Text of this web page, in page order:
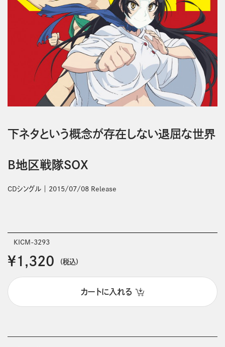
下ネタという概念が存在しない退屈な世界
B地区戦隊SOX
CDシングル 2015/07/08 Release
KICM-3293
￥1,320 (税込)
カートに入れる